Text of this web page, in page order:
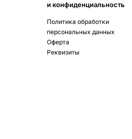
и конфиденциальность
Политика обработки
персональных данных
Оферта
Реквизиты